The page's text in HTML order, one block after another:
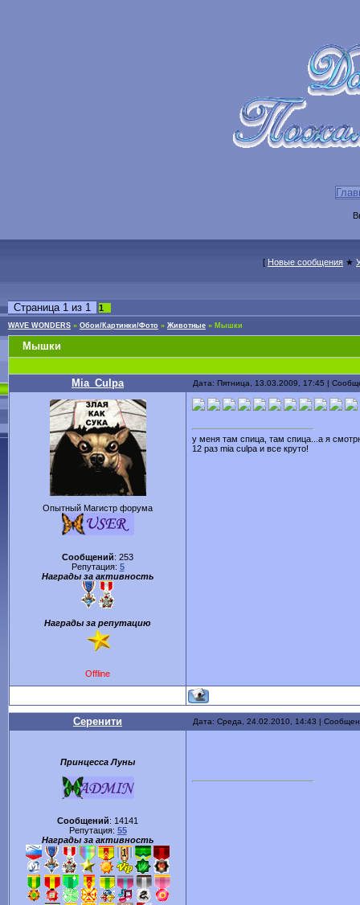
[ Новые сообщения ★
Страница 1 из 1 1
WAVE WONDERS » Обои/Картинки/Фото » Животные » Мышки
Мышки
Mia_Culpa Дата: Пятница, 13.03.2009, 17:45 |
Опытный Магистр форума
Сообщений: 253
Репутация: 5
Награды за активность
Награды за репутацию
Offline
у меня там спица, там спица...а я
12 раз mia culpa и все круто!
Серенити Дата: Среда, 24.02.2010, 14:43 |
Принцесса Луны
Сообщений: 14141
Репутация: 55
Награды за активность